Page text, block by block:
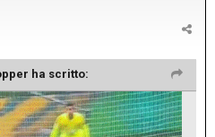
ha scritto: